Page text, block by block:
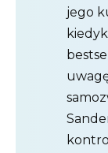
jego